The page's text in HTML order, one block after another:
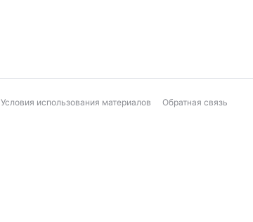
Условия использования материалов Обратная связь